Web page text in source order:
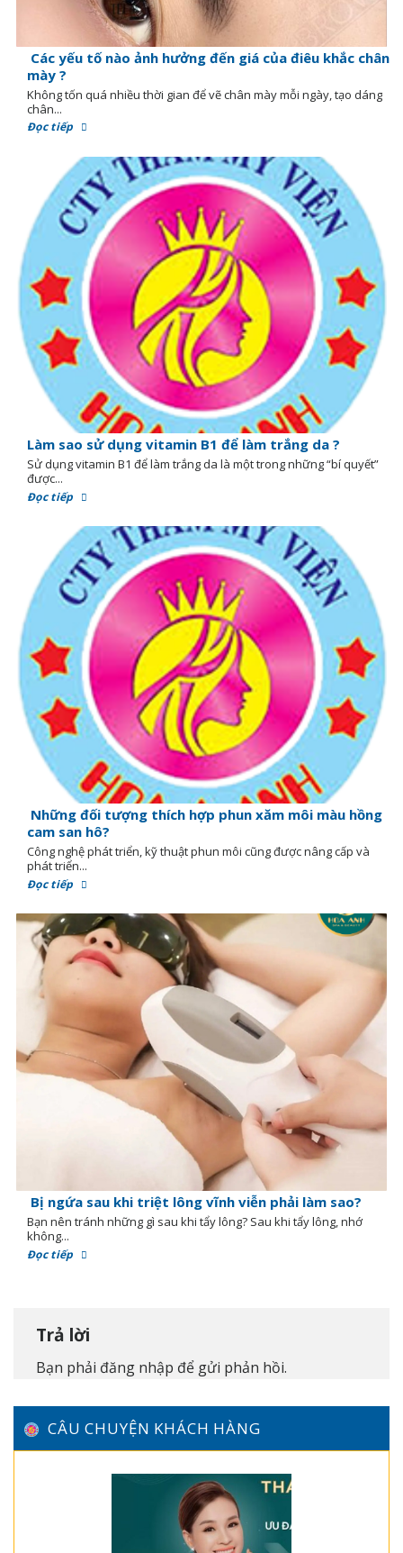
Các yếu tố nào ảnh hưởng đến giá của điêu khắc chân
mày ?
Không tốn quá nhiều thời gian để vẽ chân mày mỗi ngày, tạo dáng
chân...
Đọc tiếp
Làm sao sử dụng vitamin B1 để làm trắng da ?
Sử dụng vitamin B1 để làm trắng da là một trong những “bí quyết”
được...
Đọc tiếp
Những đối tượng thích hợp phun xăm môi màu hồng
cam san hô?
Công nghệ phát triển, kỹ thuật phun môi cũng được nâng cấp và
phát triển...
Đọc tiếp
Bị ngứa sau khi triệt lông vĩnh viễn phải làm sao?
Bạn nên tránh những gì sau khi tẩy lông? Sau khi tẩy lông, nhớ
không...
Đọc tiếp
Trả lời
Bạn phải đăng nhập để gửi phản hồi.
CÂU CHUYỆN KHÁCH HÀNG